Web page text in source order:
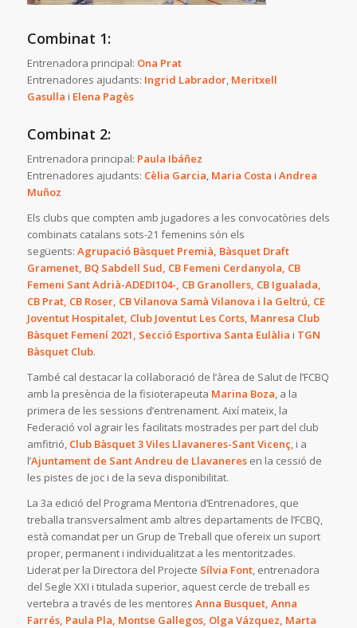
Combinat 1:
Entrenadora principal: Ona Prat
Entrenadores ajudants: Ingrid Labrador, Meritxell
Gasulla i Elena Pagès
Combinat 2:
Entrenadora principal: Paula Ibáñez
Entrenadores ajudants: Cèlia Garcia Maria Costa i Andrea
Muñoz
Els clubs que compten amb jugadores a les convocatòries dels
combinats catalans sots-21 femenins són els
següents: Agrupació Bàsquet Premià, Bàsquet Draft
Gramenet, BQ Sabdell Sud, CB Femeni Cerdanyola, CB
Femeni Sant Adrià-ADEDI104-, CB Granollers, CB Igualada,
CB Prat, CB Roser, CB Vilanova Samà Vilanova i la Geltrú, CE
Joventut Hospitalet, Club Joventut Les Corts, Manresa Club
Bàsquet Femení 2021, Secció Esportiva Santa Eulàlia i TGN
Bàsquet Club.
També cal destacar la col·laboració de l’àrea de Salut de l’FCBQ
amb la presència de la fisioterapeuta Marina Boza, a la
primera de les sessions d’entrenament. Així mateix, la
Federació vol agrair les facilitats mostrades per part del club
amfitrió, Club Bàsquet 3 Viles Llavaneres-Sant Vicenç, i a
l’Ajuntament de Sant Andreu de Llavaneresen la cessió de
les pistes de joc i de la seva disponibilitat.
La 3a edició del Programa Mentoria d’Entrenadores, que
treballa transversalment amb altres departaments de l’FCBQ,
està comandat per un Grup de Treball que ofereix un suport
proper, permanent i individualitzat a les mentoritzades.
Liderat per la Directora del Projecte Sílvia Font, entrenadora
del Segle XXI i titulada superior, aquest cercle de treball es
vertebra a través de les mentores Anna Busquet, Anna
Farrés, Paula Pla, Montse Gallegos, Olga Vázquez, Marta